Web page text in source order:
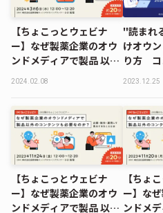
【ちょこっとウェビナ
ー】なぜ製薬企業のオウ
ンドメディアで製品 以外
のコンテンツも必要なの
て見えてきたこととは
2024.02.08
"読まれ
けオウ
り方 コ
画」のポ
2023.12.25
【ちょこっとウェビナ
ー】なぜ製薬企業のオウ
ンドメディアで製品 以外
【ちょ
ー】な
ンドメ